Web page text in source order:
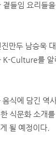
들임 요리들
만두 남승욱
K-Culture를 알
식에 담긴 역
식문화 소개를
될 예정이다.